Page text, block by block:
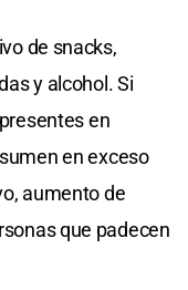
de snacks,
y alcohol. Si
en
en exceso
aumento de
que padecen